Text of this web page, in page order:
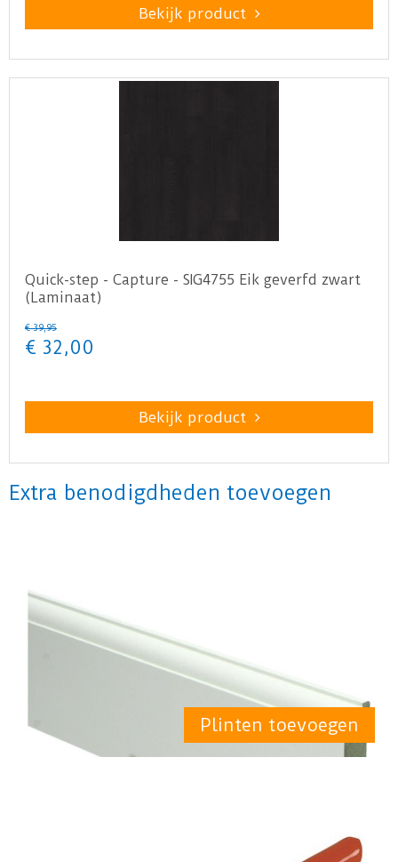
Bekijk product
Quick-step - Capture - SIG4755 Eik geverfd zwart
(Laminaat)
€ 39,95
€ 32,00
Bekijk product
Extra benodigdheden toevoegen
Plinten toevoegen